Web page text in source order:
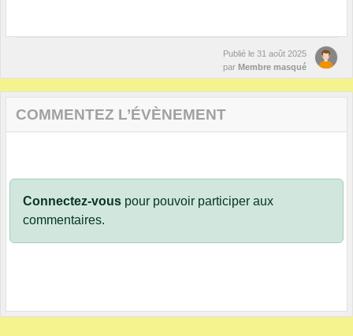
Publié le 31 août 2025
par Membre masqué
COMMENTEZ L’ÉVÈNEMENT
Connectez-vous pour pouvoir participer aux
commentaires.